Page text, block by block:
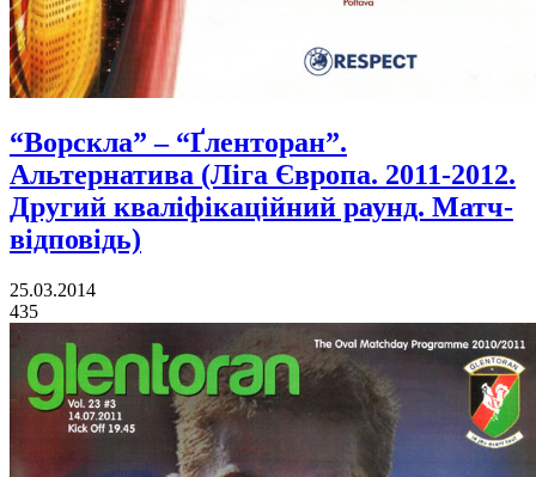
“Ворскла” – “Ґленторан”.
Альтернатива (Ліга Європа. 2011-2012.
Другий кваліфікаційний раунд. Матч-
відповідь)
25.03.2014
435